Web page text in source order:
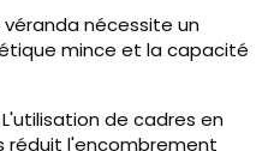
véranda nécessite un
mince et la capacité
L'utilisation de cadres en
réduit l'encombrement